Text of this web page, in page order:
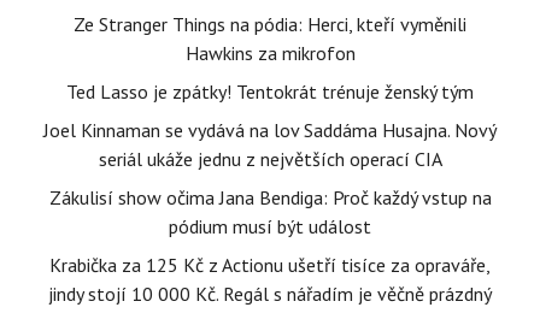
Ze Stranger Things na pódia: Herci, kteří vyměnili
Hawkins za mikrofon
Ted Lasso je zpátky! Tentokrát trénuje ženský tým
Joel Kinnaman se vydává na lov Saddáma Husajna. Nový
seriál ukáže jednu z největších operací CIA
Zákulisí show očima Jana Bendiga: Proč každý vstup na
pódium musí být událost
Krabička za 125 Kč z Actionu ušetří tisíce za opraváře,
jindy stojí 10 000 Kč. Regál s nářadím je věčně prázdný